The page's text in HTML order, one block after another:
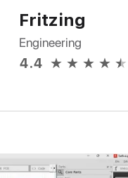
Fritzing
Engineering
4.4